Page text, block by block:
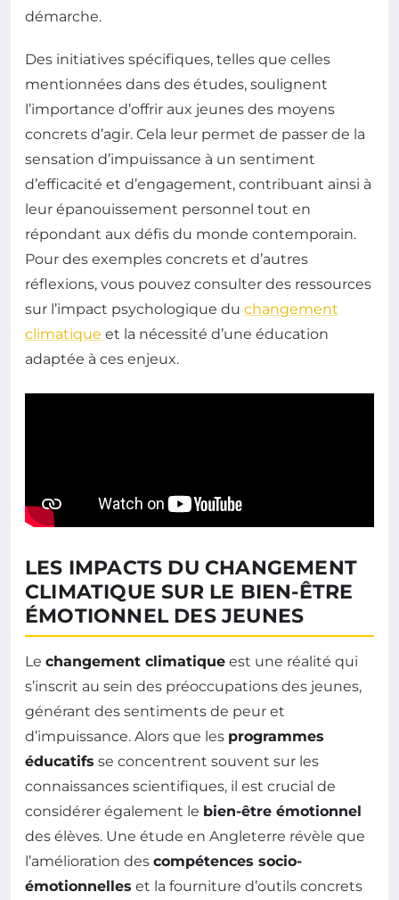
démarche.
Des initiatives spécifiques, telles que celles
mentionnées dans des études, soulignent
l’importance d’offrir aux jeunes des moyens
concrets d’agir. Cela leur permet de passer de la
sensation d’impuissance à un sentiment
d’efficacité et d’engagement, contribuant ainsi à
leur épanouissement personnel tout en
répondant aux défis du monde contemporain.
Pour des exemples concrets et d’autres
réflexions, vous pouvez consulter des ressources
sur l’impact psychologique du changement
climatique et la nécessité d’une éducation
adaptée à ces enjeux.
LES IMPACTS DU CHANGEMENT
CLIMATIQUE SUR LE BIEN-ÊTRE
ÉMOTIONNEL DES JEUNES
Le changement climatique est une réalité qui
s’inscrit au sein des préoccupations des jeunes,
générant des sentiments de peur et
d’impuissance. Alors que les programmes
éducatifs se concentrent souvent sur les
connaissances scientifiques, il est crucial de
considérer également le bien-être émotionnel
des élèves. Une étude en Angleterre révèle que
l’amélioration des compétences socio-
émotionnelles et la fourniture d’outils concrets